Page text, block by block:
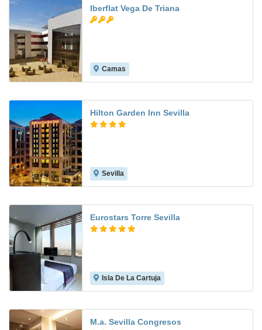
Iberflat Vega De Triana
Camas
Hilton Garden Inn Sevilla
Sevilla
Eurostars Torre Sevilla
Isla De La Cartuja
M.a. Sevilla Congresos